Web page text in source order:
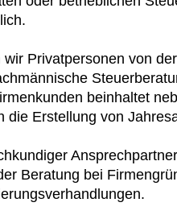
Privatpersonen von
beinhaltet
die Erstellung von
Beratung bei